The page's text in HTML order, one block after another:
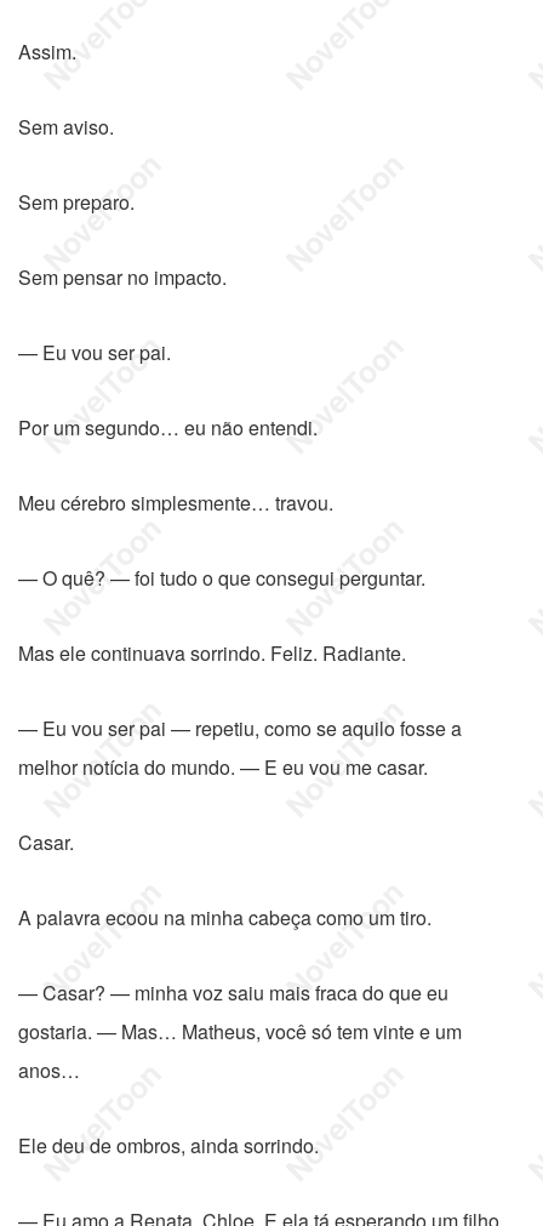
Assim.
Sem aviso.
Sem preparo.
Sem pensar no impacto.
— Eu vou ser pai.
Por um segundo… eu não entendi.
Meu cérebro simplesmente… travou.
— O quê? — foi tudo o que consegui perguntar.
Mas ele continuava sorrindo. Feliz. Radiante.
— Eu vou ser pai — repetiu, como se aquilo fosse a
melhor notícia do mundo. — E eu vou me casar.
Casar.
A palavra ecoou na minha cabeça como um tiro.
— Casar? — minha voz saiu mais fraca do que eu
gostaria. — Mas… Matheus, você só tem vinte e um
anos…
Ele deu de ombros, ainda sorrindo.